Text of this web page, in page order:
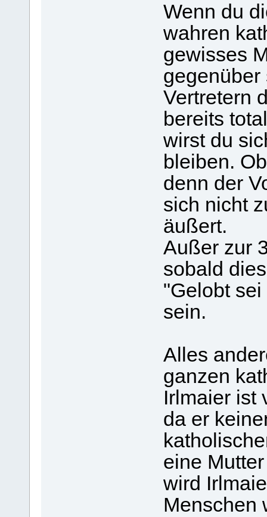
Wenn du
wahren
gewisses
Vertretern
bereits
wirst du
bleiben.
denn der
sich nicht
äußert.
Außer zur
sobald
"Gelobt
sein.
Alles
ganzen
Irlmaier ist
da er
eine
wird
Menschen